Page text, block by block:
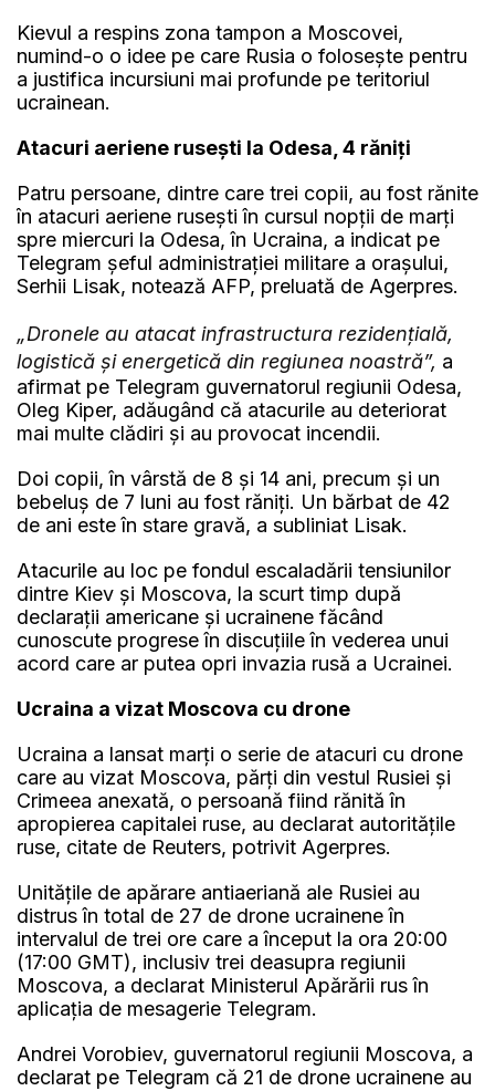
Kievul a respins zona tampon a Moscovei,
numind-o o idee pe care Rusia o foloseşte pentru
a justifica incursiuni mai profunde pe teritoriul
ucrainean.
Atacuri aeriene ruseşti la Odesa, 4 răniți
Patru persoane, dintre care trei copii, au fost rănite
în atacuri aeriene ruseşti în cursul nopţii de marţi
spre miercuri la Odesa, în Ucraina, a indicat pe
Telegram şeful administraţiei militare a oraşului,
Serhii Lisak, notează AFP, preluată de Agerpres.
„Dronele au atacat infrastructura rezidenţială,
logistică şi energetică din regiunea noastră”, a
afirmat pe Telegram guvernatorul regiunii Odesa,
Oleg Kiper, adăugând că atacurile au deteriorat
mai multe clădiri şi au provocat incendii.
Doi copii, în vârstă de 8 şi 14 ani, precum şi un
bebeluş de 7 luni au fost răniţi. Un bărbat de 42
de ani este în stare gravă, a subliniat Lisak.
Atacurile au loc pe fondul escaladării tensiunilor
dintre Kiev şi Moscova, la scurt timp după
declaraţii americane şi ucrainene făcând
cunoscute progrese în discuţiile în vederea unui
acord care ar putea opri invazia rusă a Ucrainei.
Ucraina a vizat Moscova cu drone
Ucraina a lansat marţi o serie de atacuri cu drone
care au vizat Moscova, părţi din vestul Rusiei şi
Crimeea anexată, o persoană fiind rănită în
apropierea capitalei ruse, au declarat autorităţile
ruse, citate de Reuters, potrivit Agerpres.
Unităţile de apărare antiaeriană ale Rusiei au
distrus în total de 27 de drone ucrainene în
intervalul de trei ore care a început la ora 20:00
(17:00 GMT), inclusiv trei deasupra regiunii
Moscova, a declarat Ministerul Apărării rus în
aplicaţia de mesagerie Telegram.
Andrei Vorobiev, guvernatorul regiunii Moscova, a
declarat pe Telegram că 21 de drone ucrainene au